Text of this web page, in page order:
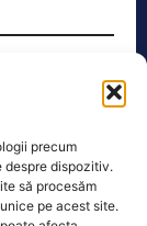
precum
despre dispozitiv.
să procesăm
pe acest site.
nu ai
public
pentru